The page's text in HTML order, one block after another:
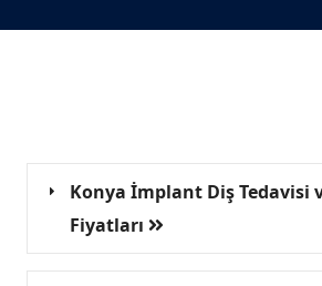
Konya İmplant Diş Tedavisi
Fiyatları